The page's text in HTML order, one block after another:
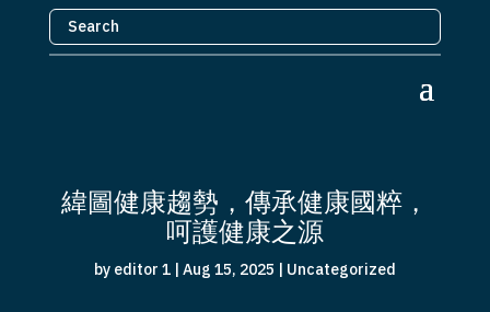
緯圖健康趨勢，傳承健康國粹，
呵護健康之源
by editor 1| Aug 15, 2025 | Uncategorized